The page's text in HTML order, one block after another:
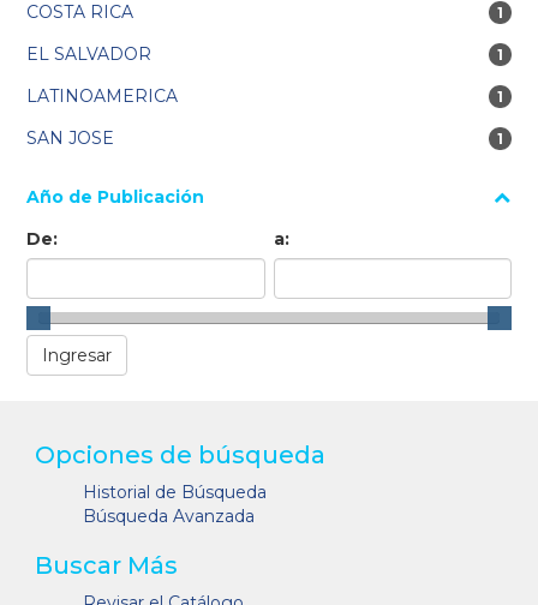
COSTA RICA 1
1
EL SALVADOR 1
1
LATINOAMERICA 1
1
SAN JOSE 1
1
Año de Publicación
De:
a:
Opciones de búsqueda
Historial de Búsqueda
Búsqueda Avanzada
Buscar Más